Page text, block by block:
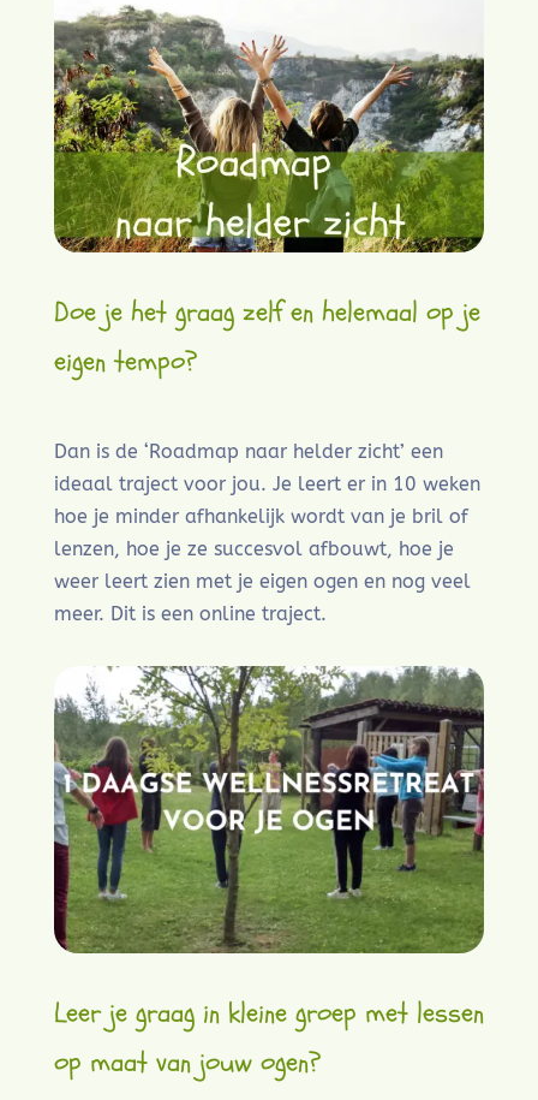
Doe je het graag zelf en helemaal op je
eigen tempo?
Dan is de ‘Roadmap naar helder zicht’ een
ideaal traject voor jou. Je leert er in 10 weken
hoe je minder afhankelijk wordt van je bril of
lenzen, hoe je ze succesvol afbouwt, hoe je
weer leert zien met je eigen ogen en nog veel
meer. Dit is een online traject.
Leer je graag in kleine groep met lessen
op maat van jouw ogen?